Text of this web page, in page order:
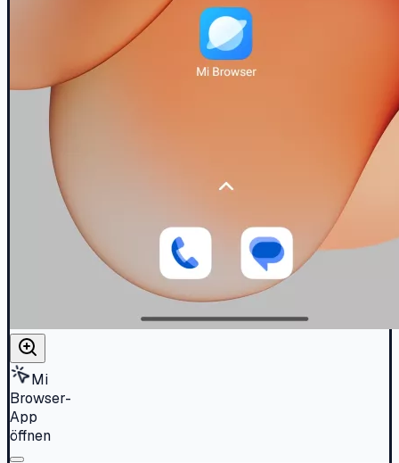
Mi
Browser-
App
öffnen